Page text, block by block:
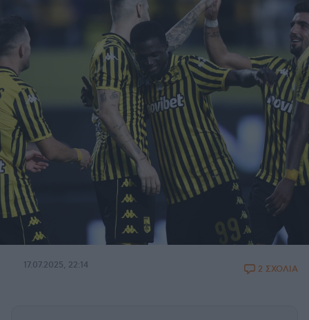
17.07.2025, 22:14 2 ΣΧΟΛΙΑ